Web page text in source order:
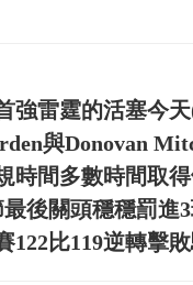
強雷霆的活塞今
與Donovan
時間多數時間取
後關頭穩穩罰進
122比119逆轉擊敗